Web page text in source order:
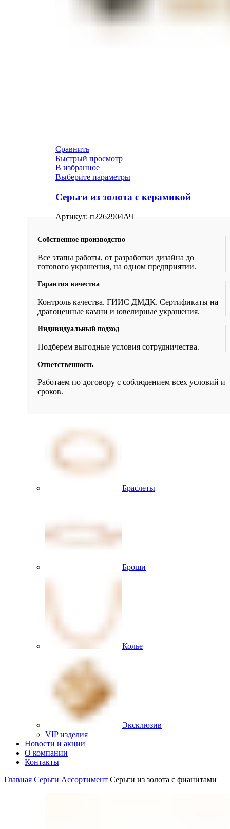
Сравнить
Быстрый просмотр
В избранное
Выберите параметры
Серьги из золота с керамикой
Артикул: п2262904АЧ
Собственное производство
Все этапы работы, от разработки дизайна до
готового украшения, на одном предприятии.
Гарантия качества
Контроль качества. ГИИС ДМДК. Сертификаты на
драгоценные камни и ювелирные украшения.
Индивидуальный подход
Подберем выгодные условия сотрудничества.
Ответственность
Работаем по договору с соблюдением всех условий и
сроков.
Браслеты
Броши
Колье
Эксклюзив
VIP изделия
Новости и акции
О компании
Контакты
Главная Серьги Ассортимент Серьги из золота с фианитами